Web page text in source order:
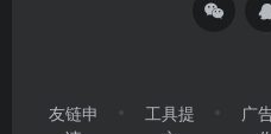
友链申
工具提
广